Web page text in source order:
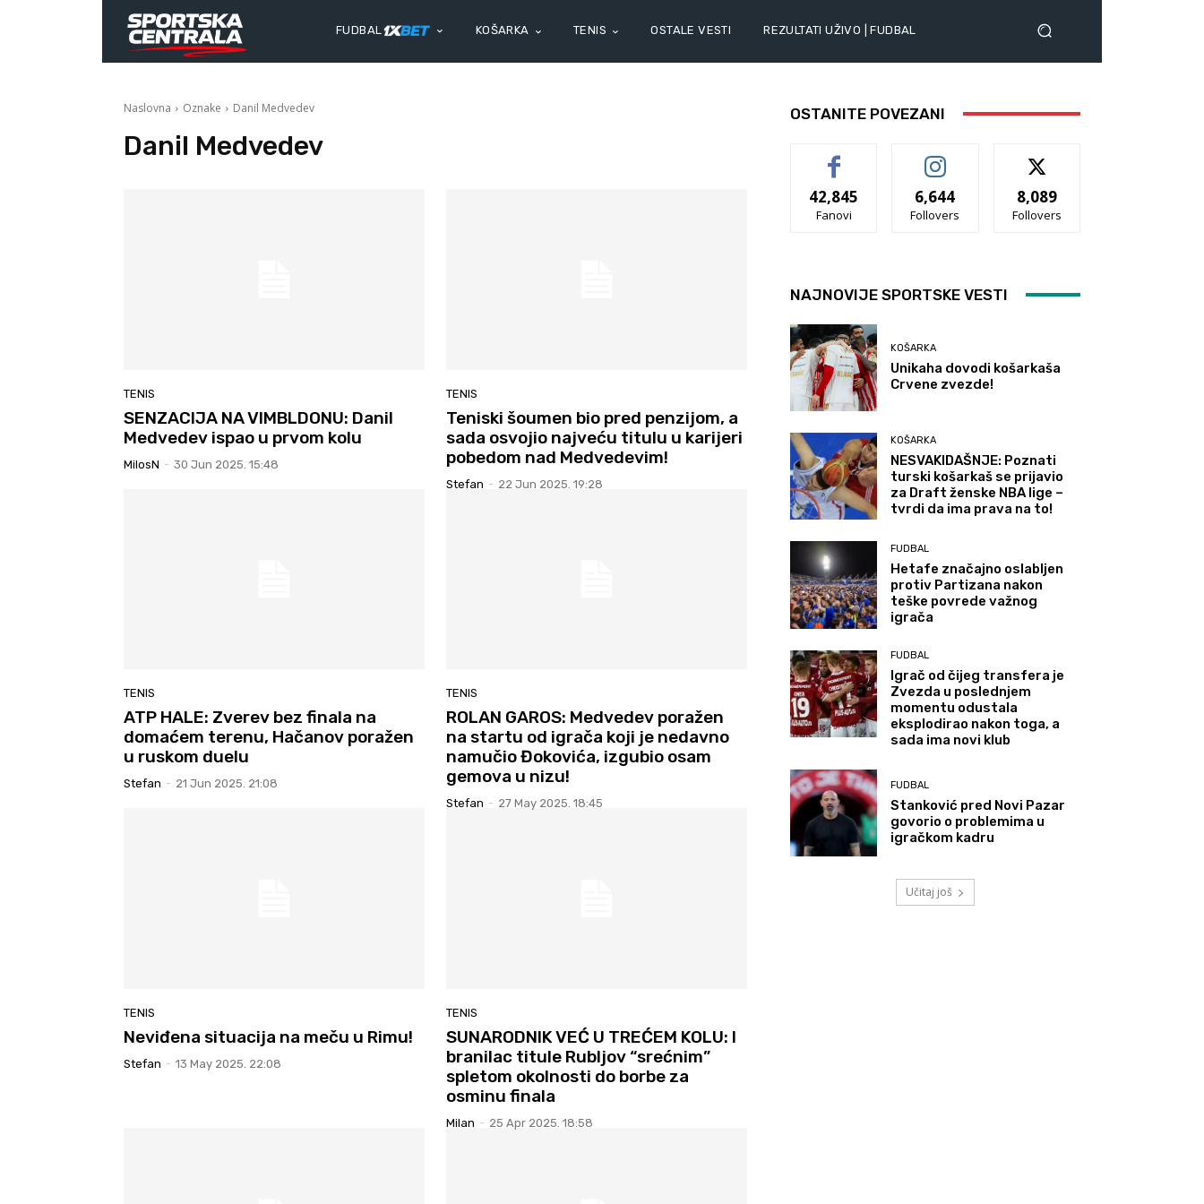
FUDBAL KOŠARKA TENIS OSTALE VESTI REZULTATI UŽIVO | FUDBAL
Naslovna Oznake Danil Medvedev
Danil Medvedev
TENIS
SENZACIJA NA VIMBLDONU: Danil
Medvedev ispao u prvom kolu
MilosN - 30 Jun 2025. 15:48
TENIS
Teniski šoumen bio pred penzijom, a
sada osvojio najveću titulu u karijeri
pobedom nad Medvedevim!
Stefan - 22 Jun 2025. 19:28
TENIS
ATP HALE: Zverev bez finala na
domaćem terenu, Hačanov poražen
u ruskom duelu
Stefan - 21 Jun 2025. 21:08
TENIS
ROLAN GAROS: Medvedev poražen
na startu od igrača koji je nedavno
namučio Đokovića, izgubio osam
gemova u nizu!
Stefan - 27 May 2025. 18:45
TENIS
Neviđena situacija na meču u Rimu!
Stefan - 13 May 2025. 22:08
TENIS
SUNARODNIK VEĆ U TREĆEM KOLU: I
branilac titule Rubljov “srećnim”
spletom okolnosti do borbe za
osminu finala
Milan - 25 Apr 2025. 18:58
OSTANITE POVEZANI
42,845
Fanovi
6,644
Follovers
8,089
Follovers
NAJNOVIJE SPORTSKE VESTI
KOŠARKA
Unikaha dovodi košarkaša
Crvene zvezde!
KOŠARKA
NESVAKIDAŠNJE: Poznati
turski košarkaš se prijavio
za Draft ženske NBA lige –
tvrdi da ima prava na to!
FUDBAL
Hetafe značajno oslabljen
protiv Partizana nakon
teške povrede važnog
igrača
FUDBAL
Igrač od čijeg transfera je
Zvezda u poslednjem
momentu odustala
eksplodirao nakon toga, a
sada ima novi klub
FUDBAL
Stanković pred Novi Pazar
govorio o problemima u
igračkom kadru
Učitaj još